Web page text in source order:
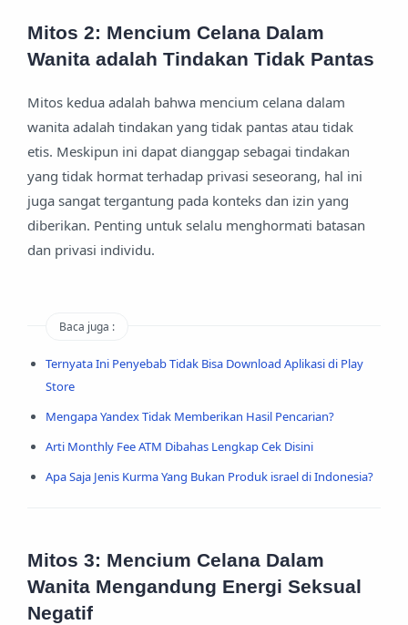
Mitos 2: Mencium Celana Dalam
Wanita adalah Tindakan Tidak Pantas
Mitos kedua adalah bahwa mencium celana dalam
wanita adalah tindakan yang tidak pantas atau tidak
etis. Meskipun ini dapat dianggap sebagai tindakan
yang tidak hormat terhadap privasi seseorang, hal ini
juga sangat tergantung pada konteks dan izin yang
diberikan. Penting untuk selalu menghormati batasan
dan privasi individu.
Baca juga :
Ternyata Ini Penyebab Tidak Bisa Download Aplikasi di Play
Store
Mengapa Yandex Tidak Memberikan Hasil Pencarian?
Arti Monthly Fee ATM Dibahas Lengkap Cek Disini
Apa Saja Jenis Kurma Yang Bukan Produk israel di Indonesia?
Mitos 3: Mencium Celana Dalam
Wanita Mengandung Energi Seksual
Negatif